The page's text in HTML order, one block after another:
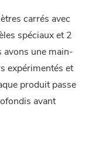
carrés avec
spéciaux et 2
avons une main-
expérimentés et
produit passe
avant